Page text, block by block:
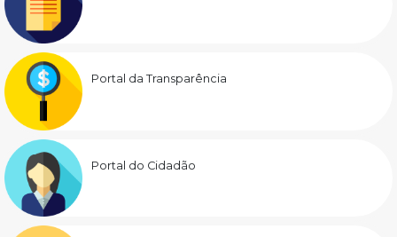
Portal da Transparência
Portal do Cidadão